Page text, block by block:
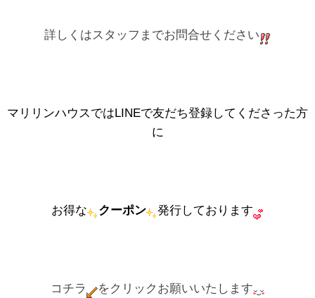
詳しくはスタッフまでお問合せください
マリリンハウスではLINEで友だち登録してくださった方
に
お得な クーポン 発行しております
コチラ をクリックお願いいたします